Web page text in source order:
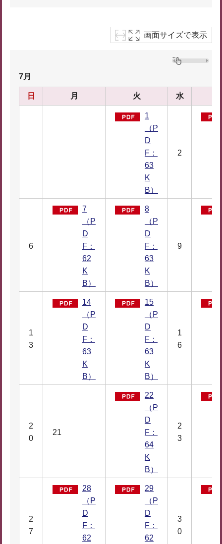
画面サイズで表示
7月
日 月 火 水
1
（P
D
F：
63
K
B）
2
6
7
（P
D
F：
62
K
B）
8
（P
D
F：
63
K
B）
9
1
3
14
（P
D
F：
63
K
B）
15
（P
D
F：
63
K
B）
1
6
2
0
21
22
（P
D
F：
64
K
B）
2
3
2
7
28
（P
D
F：
62
29
（P
D
F：
62
3
0